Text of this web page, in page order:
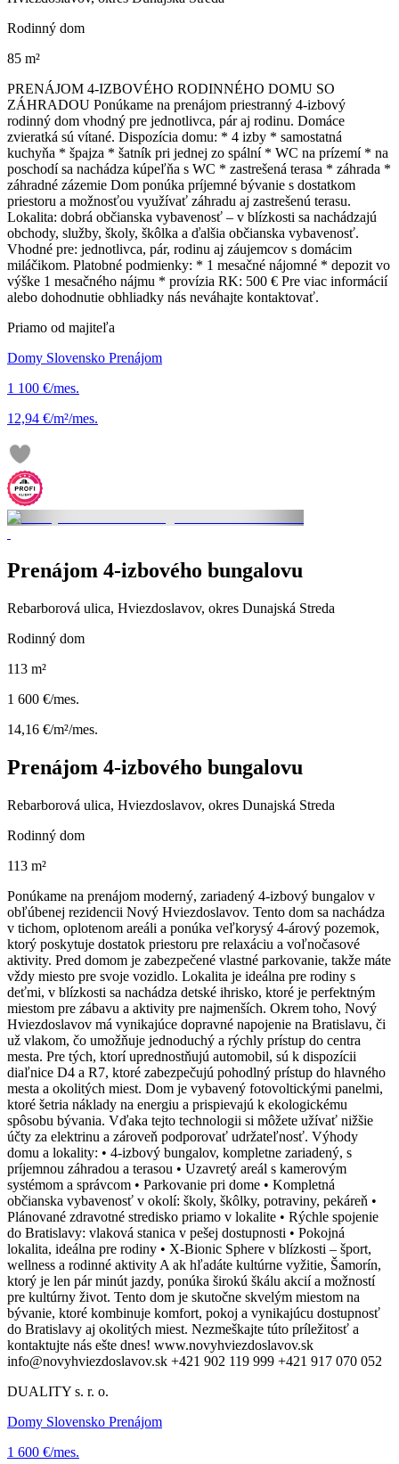
Rodinný dom
85 m²
PRENÁJOM 4-IZBOVÉHO RODINNÉHO DOMU SO
ZÁHRADOU Ponúkame na prenájom priestranný 4-izbový
rodinný dom vhodný pre jednotlivca, pár aj rodinu. Domáce
zvieratká sú vítané. Dispozícia domu: * 4 izby * samostatná
kuchyňa * špajza * šatník pri jednej zo spální * WC na prízemí * na
poschodí sa nachádza kúpeľňa s WC * zastrešená terasa * záhrada *
záhradné zázemie Dom ponúka príjemné bývanie s dostatkom
priestoru a možnosťou využívať záhradu aj zastrešenú terasu.
Lokalita: dobrá občianska vybavenosť – v blízkosti sa nachádzajú
obchody, služby, školy, škôlka a ďalšia občianska vybavenosť.
Vhodné pre: jednotlivca, pár, rodinu aj záujemcov s domácim
miláčikom. Platobné podmienky: * 1 mesačné nájomné * depozit vo
výške 1 mesačného nájmu * provízia RK: 500 € Pre viac informácií
alebo dohodnutie obhliadky nás neváhajte kontaktovať.
Priamo od majiteľa
Domy Slovensko Prenájom
1 100 €/mes.
12,94 €/m²/mes.
Prenájom 4-izbového bungalovu
Rebarborová ulica, Hviezdoslavov, okres Dunajská Streda
Rodinný dom
113 m²
1 600 €/mes.
14,16 €/m²/mes.
Prenájom 4-izbového bungalovu
Rebarborová ulica, Hviezdoslavov, okres Dunajská Streda
Rodinný dom
113 m²
Ponúkame na prenájom moderný, zariadený 4-izbový bungalov v
obľúbenej rezidencii Nový Hviezdoslavov. Tento dom sa nachádza
v tichom, oplotenom areáli a ponúka veľkorysý 4-árový pozemok,
ktorý poskytuje dostatok priestoru pre relaxáciu a voľnočasové
aktivity. Pred domom je zabezpečené vlastné parkovanie, takže máte
vždy miesto pre svoje vozidlo. Lokalita je ideálna pre rodiny s
deťmi, v blízkosti sa nachádza detské ihrisko, ktoré je perfektným
miestom pre zábavu a aktivity pre najmenších. Okrem toho, Nový
Hviezdoslavov má vynikajúce dopravné napojenie na Bratislavu, či
už vlakom, čo umožňuje jednoduchý a rýchly prístup do centra
mesta. Pre tých, ktorí uprednostňujú automobil, sú k dispozícii
diaľnice D4 a R7, ktoré zabezpečujú pohodlný prístup do hlavného
mesta a okolitých miest. Dom je vybavený fotovoltickými panelmi,
ktoré šetria náklady na energiu a prispievajú k ekologickému
spôsobu bývania. Vďaka tejto technologii si môžete užívať nižšie
účty za elektrinu a zároveň podporovať udržateľnosť. Výhody
domu a lokality: • 4-izbový bungalov, kompletne zariadený, s
príjemnou záhradou a terasou • Uzavretý areál s kamerovým
systémom a správcom • Parkovanie pri dome • Kompletná
občianska vybavenosť v okolí: školy, škôlky, potraviny, pekáreň •
Plánované zdravotné stredisko priamo v lokalite • Rýchle spojenie
do Bratislavy: vlaková stanica v pešej dostupnosti • Pokojná
lokalita, ideálna pre rodiny • X-Bionic Sphere v blízkosti – šport,
wellness a rodinné aktivity A ak hľadáte kultúrne vyžitie, Šamorín,
ktorý je len pár minút jazdy, ponúka širokú škálu akcií a možností
pre kultúrny život. Tento dom je skutočne skvelým miestom na
bývanie, ktoré kombinuje komfort, pokoj a vynikajúcu dostupnosť
do Bratislavy aj okolitých miest. Nezmeškajte túto príležitosť a
kontaktujte nás ešte dnes! www.novyhviezdoslavov.sk
info@novyhviezdoslavov.sk +421 902 119 999 +421 917 070 052
DUALITY s. r. o.
Domy Slovensko Prenájom
1 600 €/mes.